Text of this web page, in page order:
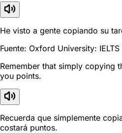
He visto a gente copiando su
Fuente: Oxford University:
Remember that simply copying
you points.
Recuerda que simplemente
costará puntos.